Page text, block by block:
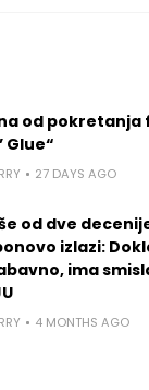
od pokretanja
Glue“
27 DAYS AGO
od dve
izlazi:
ima
4 MONTHS AGO